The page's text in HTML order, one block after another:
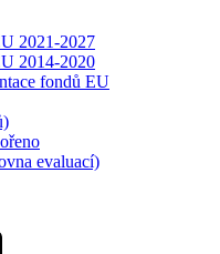
2021-2027
2014-2020
fondů EU
evaluací)